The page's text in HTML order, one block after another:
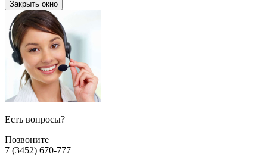
Закрыть окно
Есть вопросы?
Позвоните
7 (3452) 670-777